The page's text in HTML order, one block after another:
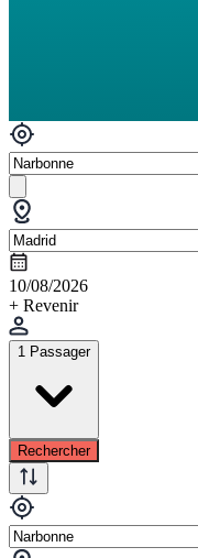
10/08/2026
+ Revenir
1 Passager
Rechercher